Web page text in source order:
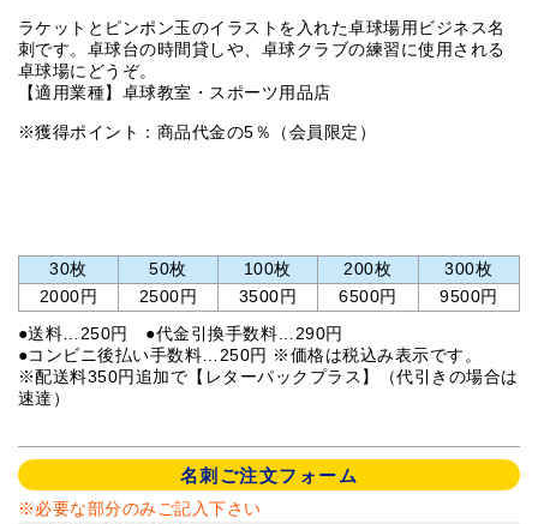
ラケットとピンポン玉のイラストを入れた卓球場用ビジネス名
刺です。卓球台の時間貸しや、卓球クラブの練習に使用される
卓球場にどうぞ。
【適用業種】卓球教室・スポーツ用品店
※獲得ポイント：商品代金の5％（会員限定）
30枚 50枚 100枚 200枚
300枚
2000円
2500円 3500円 6500円
9500円
●送料…250円 ●代金引換手数料…290円
●コンビニ後払い手数料…250円 ※価格は税込み表示です。
※配送料350円追加で【レターパックプラス】（代引きの場合は
速達）
名刺ご注文フォーム
※必要な部分のみご記入下さい